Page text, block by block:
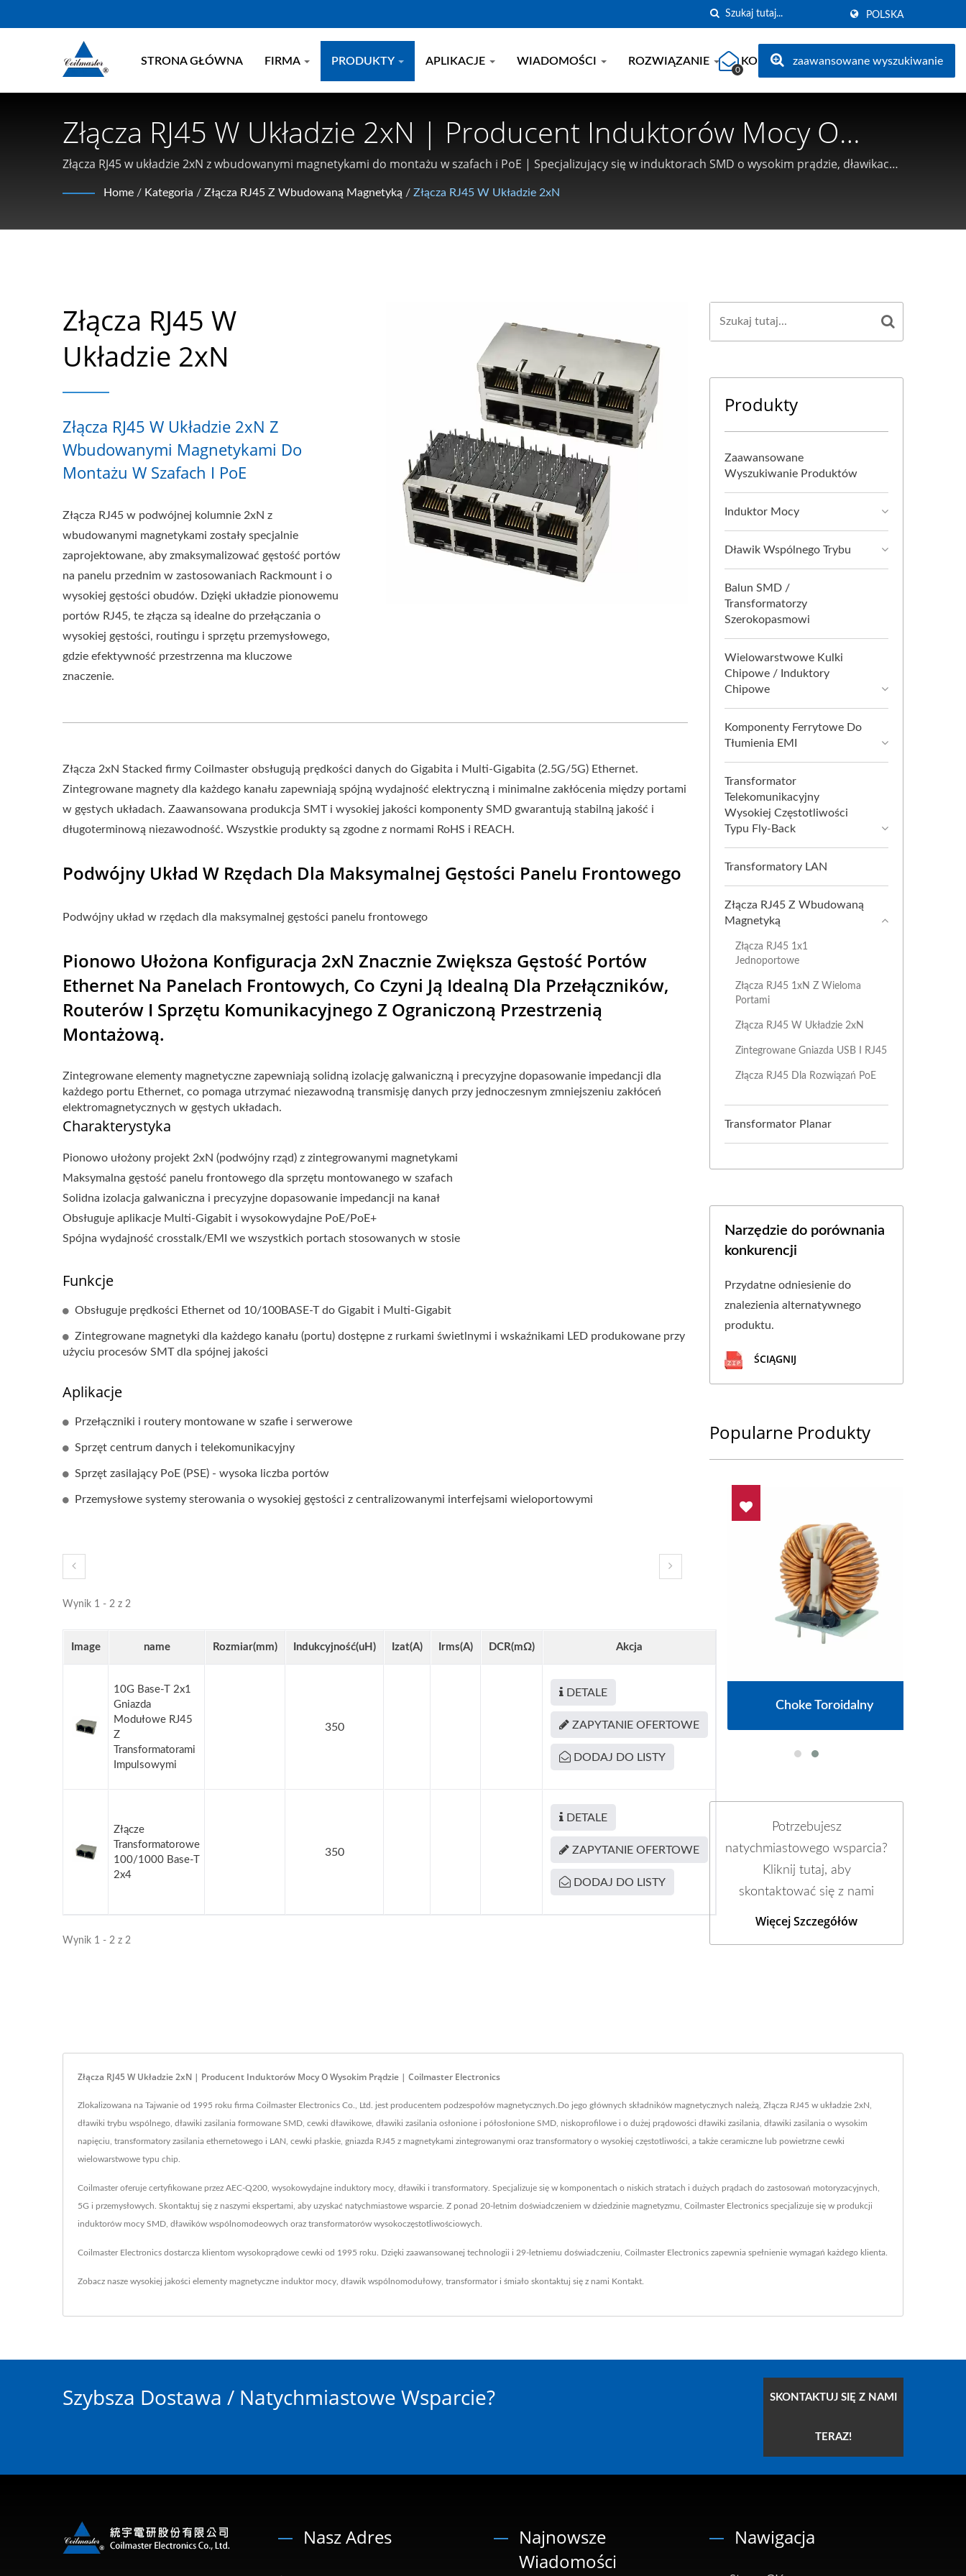
POLSKA
STRONA GŁÓWNA FIRMA PRODUKTY APLIKACJE WIADOMOŚCI ROZWIĄZANIE KONTAKT
0
zaawansowane wyszukiwanie
Złącza RJ45 W Układzie 2xN | Producent Induktorów Mocy O
Wysokim Prądzie | Coilmaster Electronics
Złącza RJ45 w układzie 2xN z wbudowanymi magnetykami do montażu w szafach i PoE | Specjalizujący się w induktorach SMD o wysokim prądzie, dławikach
Home / Kategoria / Złącza RJ45 Z Wbudowaną Magnetyką / Złącza RJ45 W Układzie 2xN
Złącza RJ45 W
Układzie 2xN
Złącza RJ45 W Układzie 2xN Z
Wbudowanymi Magnetykami Do
Montażu W Szafach I PoE
Złącza RJ45 w podwójnej kolumnie 2xN z
wbudowanymi magnetykami zostały specjalnie
zaprojektowane, aby zmaksymalizować gęstość portów
na panelu przednim w zastosowaniach Rackmount i o
wysokiej gęstości obudów. Dzięki układzie pionowemu
portów RJ45, te złącza są idealne do przełączania o
wysokiej gęstości, routingu i sprzętu przemysłowego,
gdzie efektywność przestrzenna ma kluczowe
znaczenie.
Złącza 2xN Stacked firmy Coilmaster obsługują prędkości danych do Gigabita i Multi-Gigabita (2.5G/5G) Ethernet.
Zintegrowane magnety dla każdego kanału zapewniają spójną wydajność elektryczną i minimalne zakłócenia między portami
w gęstych układach. Zaawansowana produkcja SMT i wysokiej jakości komponenty SMD gwarantują stabilną jakość i
długoterminową niezawodność. Wszystkie produkty są zgodne z normami RoHS i REACH.
Podwójny Układ W Rzędach Dla Maksymalnej Gęstości Panelu Frontowego
Podwójny układ w rzędach dla maksymalnej gęstości panelu frontowego
Pionowo Ułożona Konfiguracja 2xN Znacznie Zwiększa Gęstość Portów
Ethernet Na Panelach Frontowych, Co Czyni Ją Idealną Dla Przełączników,
Routerów I Sprzętu Komunikacyjnego Z Ograniczoną Przestrzenią
Montażową.
Zintegrowane elementy magnetyczne zapewniają solidną izolację galwaniczną i precyzyjne dopasowanie impedancji dla
każdego portu Ethernet, co pomaga utrzymać niezawodną transmisję danych przy jednoczesnym zmniejszeniu zakłóceń
elektromagnetycznych w gęstych układach.
Charakterystyka
Pionowo ułożony projekt 2xN (podwójny rząd) z zintegrowanymi magnetykami
Maksymalna gęstość panelu frontowego dla sprzętu montowanego w szafach
Solidna izolacja galwaniczna i precyzyjne dopasowanie impedancji na kanał
Obsługuje aplikacje Multi-Gigabit i wysokowydajne PoE/PoE+
Spójna wydajność crosstalk/EMI we wszystkich portach stosowanych w stosie
Funkcje
Obsługuje prędkości Ethernet od 10/100BASE-T do Gigabit i Multi-Gigabit
Zintegrowane magnetyki dla każdego kanału (portu) dostępne z rurkami świetlnymi i wskaźnikami LED produkowane przy
użyciu procesów SMT dla spójnej jakości
Aplikacje
Przełączniki i routery montowane w szafie i serwerowe
Sprzęt centrum danych i telekomunikacyjny
Sprzęt zasilający PoE (PSE) - wysoka liczba portów
Przemysłowe systemy sterowania o wysokiej gęstości z centralizowanymi interfejsami wieloportowymi
Wynik 1 - 2 z 2
Image name Rozmiar(mm) Indukcyjność(uH) Izat(A) Irms(A) DCR(mΩ) Akcja
10G Base-T 2x1
Gniazda
Modułowe RJ45
Z
Transformatorami
Impulsowymi
350
DETALE
ZAPYTANIE OFERTOWE
DODAJ DO LISTY
Złącze
Transformatorowe
100/1000 Base-T
2x4
350
DETALE
ZAPYTANIE OFERTOWE
DODAJ DO LISTY
Wynik 1 - 2 z 2
Produkty
Zaawansowane
Wyszukiwanie Produktów
Induktor Mocy
Dławik Wspólnego Trybu
Balun SMD /
Transformatorzy
Szerokopasmowi
Wielowarstwowe Kulki
Chipowe / Induktory
Chipowe
Komponenty Ferrytowe Do
Tłumienia EMI
Transformator
Telekomunikacyjny
Wysokiej Częstotliwości
Typu Fly-Back
Transformatory LAN
Złącza RJ45 Z Wbudowaną
Magnetyką
Złącza RJ45 1x1
Jednoportowe
Złącza RJ45 1xN Z Wieloma
Portami
Złącza RJ45 W Układzie 2xN
Zintegrowane Gniazda USB I RJ45
Złącza RJ45 Dla Rozwiązań PoE
Transformator Planar
Narzędzie do porównania
konkurencji
Przydatne odniesienie do
znalezienia alternatywnego
produktu.
ŚCIĄGNIJ
Popularne Produkty
RJ45 Z Magnetyką Choke Toroidalny
Potrzebujesz
natychmiastowego wsparcia?
Kliknij tutaj, aby
skontaktować się z nami
Więcej Szczegółów
Złącza RJ45 W Układzie 2xN | Producent Induktorów Mocy O Wysokim Prądzie | Coilmaster Electronics
Zlokalizowana na Tajwanie od 1995 roku firma Coilmaster Electronics Co., Ltd. jest producentem podzespołów magnetycznych.Do jego głównych składników magnetycznych należą, Złącza RJ45 w układzie 2xN,
dławiki trybu wspólnego, dławiki zasilania formowane SMD, cewki dławikowe, dławiki zasilania osłonione i półosłonione SMD, niskoprofilowe i o dużej prądowości dławiki zasilania, dławiki zasilania o wysokim
napięciu, transformatory zasilania ethernetowego i LAN, cewki płaskie, gniazda RJ45 z magnetykami zintegrowanymi oraz transformatory o wysokiej częstotliwości, a także ceramiczne lub powietrzne cewki
wielowarstwowe typu chip.
Coilmaster oferuje certyfikowane przez AEC-Q200, wysokowydajne induktory mocy, dławiki i transformatory. Specjalizuje się w komponentach o niskich stratach i dużych prądach do zastosowań motoryzacyjnych,
5G i przemysłowych. Skontaktuj się z naszymi ekspertami, aby uzyskać natychmiastowe wsparcie. Z ponad 20-letnim doświadczeniem w dziedzinie magnetyzmu, Coilmaster Electronics specjalizuje się w produkcji
induktorów mocy SMD, dławików wspólnomodeowych oraz transformatorów wysokoczęstotliwościowych.
Coilmaster Electronics dostarcza klientom wysokoprądowe cewki od 1995 roku. Dzięki zaawansowanej technologii i 29-letniemu doświadczeniu, Coilmaster Electronics zapewnia spełnienie wymagań każdego klienta.
Zobacz nasze wysokiej jakości elementy magnetyczne induktor mocy dławik wspólnomodułowy transformatori śmiało skontaktuj się z nami Kontakt
Szybsza Dostawa / Natychmiastowe Wsparcie? SKONTAKTUJ SIĘ Z NAMI
TERAZ!
Nasz Adres
Najnowsze
Wiadomości
Nawigacja